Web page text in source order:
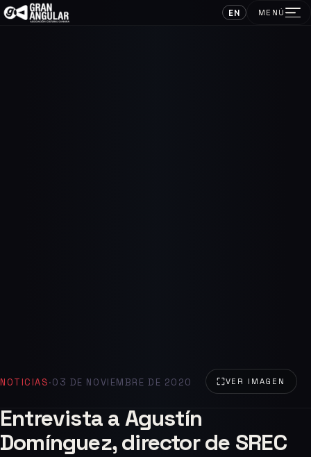
EN MENÚ
VER IMAGEN
NOTICIAS·03 DE NOVIEMBRE DE 2020
Entrevista a Agustín
Domínguez, director de SREC